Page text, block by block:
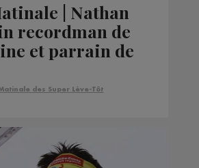
| Nathan
recordman de
et parrain de
des Super Lève-Tôt